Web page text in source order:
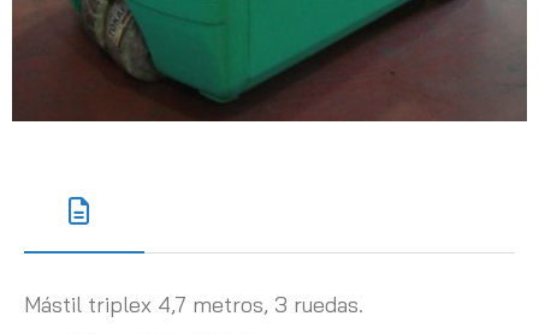
Mástil triplex 4,7 metros, 3 ruedas.